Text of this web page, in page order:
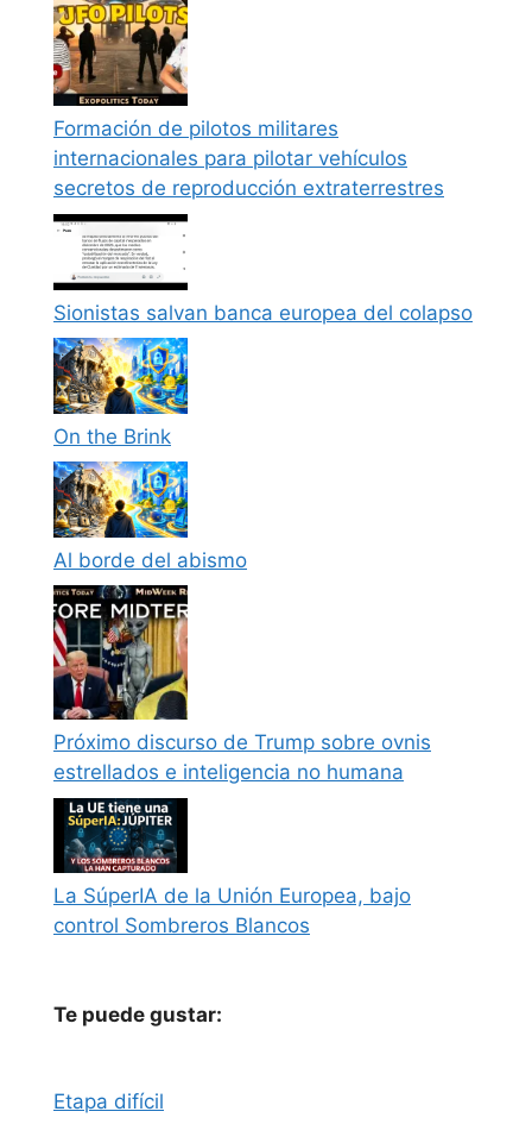
Formación de pilotos militares
internacionales para pilotar vehículos
secretos de reproducción extraterrestres
Sionistas salvan banca europea del colapso
On the Brink
Al borde del abismo
Próximo discurso de Trump sobre ovnis
estrellados e inteligencia no humana
La SúperIA de la Unión Europea, bajo
control Sombreros Blancos
Te puede gustar:
Etapa difícil